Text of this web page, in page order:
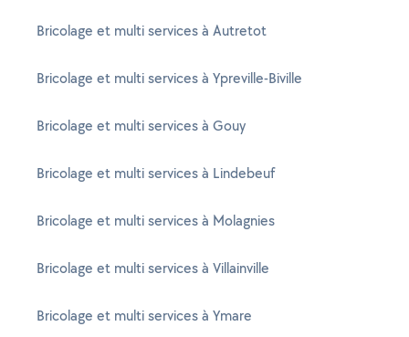
Bricolage et multi services à Autretot
Bricolage et multi services à Ypreville-Biville
Bricolage et multi services à Gouy
Bricolage et multi services à Lindebeuf
Bricolage et multi services à Molagnies
Bricolage et multi services à Villainville
Bricolage et multi services à Ymare